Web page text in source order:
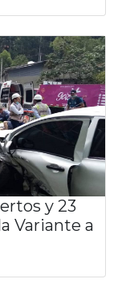
y 23
Variante a